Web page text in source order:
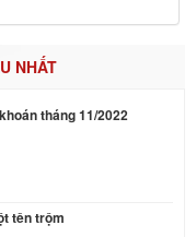
NHẤT
tháng 11/2022
tên trộm